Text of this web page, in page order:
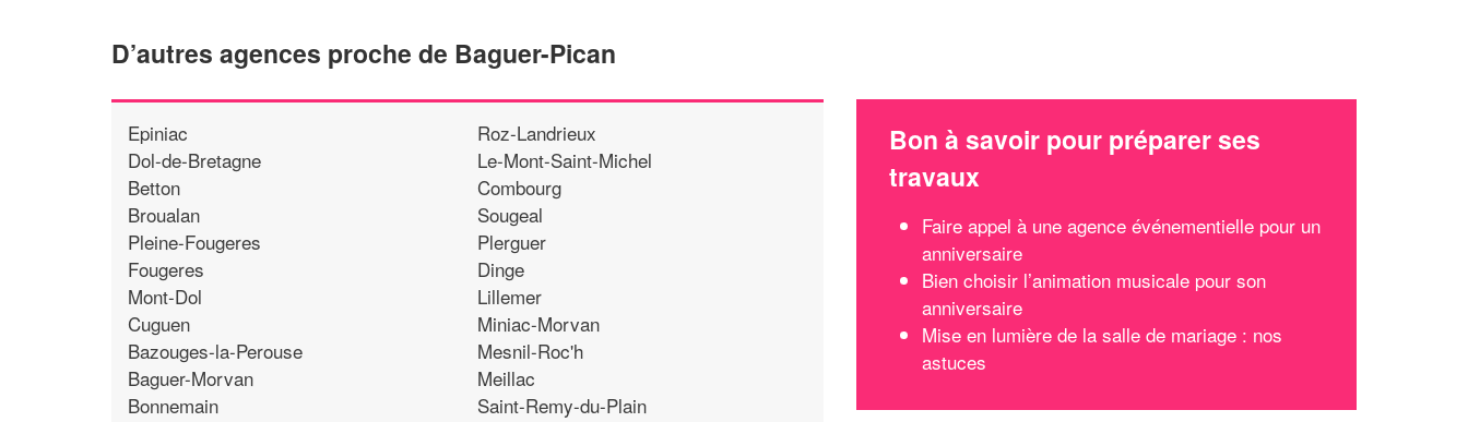
D’autres agences proche de Baguer-Pican
Epiniac
Dol-de-Bretagne
Betton
Broualan
Pleine-Fougeres
Fougeres
Mont-Dol
Cuguen
Bazouges-la-Perouse
Baguer-Morvan
Bonnemain
Roz-Landrieux
Le-Mont-Saint-Michel
Combourg
Sougeal
Plerguer
Dinge
Lillemer
Miniac-Morvan
Mesnil-Roc'h
Meillac
Saint-Remy-du-Plain
Bon à savoir pour préparer ses
travaux
Faire appel à une agence événementielle pour un
anniversaire
Bien choisir l’animation musicale pour son
anniversaire
Mise en lumière de la salle de mariage : nos
astuces